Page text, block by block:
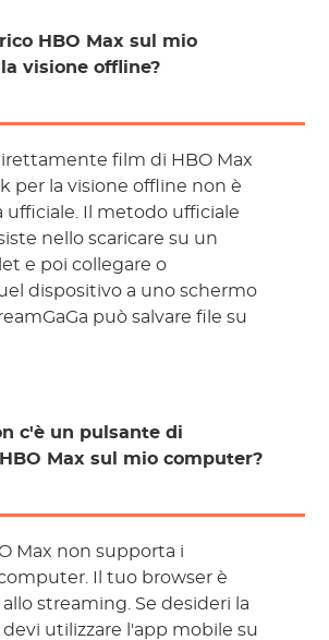
HBO Max sul mio
visione offline?
film di HBO Max
per la visione offline non è
ufficiale. Il metodo ufficiale
nello scaricare su un
e poi collegare o
dispositivo a uno schermo
può salvare file su
c'è un pulsante di
Max sul mio computer?
Max non supporta i
Il tuo browser è
streaming. Se desideri la
utilizzare l'app mobile su